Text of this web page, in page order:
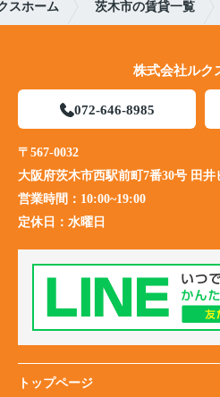
スホーム 茨木市の賃貸一覧
株式会社ルク
072-646-8985
〒567-0032
大阪府茨木市西駅前町7番30号 田井
営業時間： 10:00~19:00
定休日： 水曜日
トップページ